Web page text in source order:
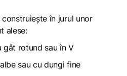
în jurul unor
alese:
rotund sau în V
sau cu dungi fine